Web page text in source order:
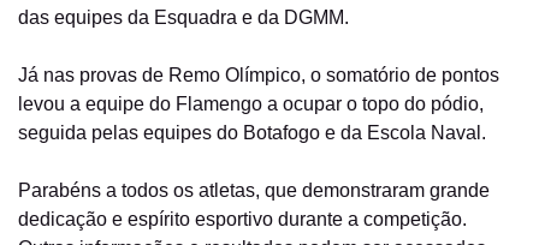
das equipes da Esquadra e da DGMM.
Já nas provas de Remo Olímpico, o somatório de pontos
levou a equipe do Flamengo a ocupar o topo do pódio,
seguida pelas equipes do Botafogo e da Escola Naval.
Parabéns a todos os atletas, que demonstraram grande
dedicação e espírito esportivo durante a competição.